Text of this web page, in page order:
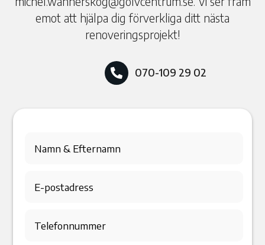
emot att hjälpa dig förverkliga ditt nästa
renoveringsprojekt!
 070-109 29 02